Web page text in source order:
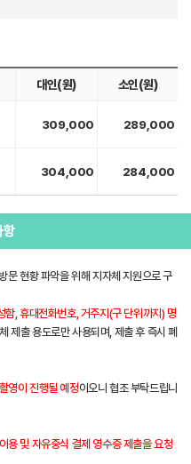
대인(원) 소인(원)
309,000 289,000
304,000 284,000
항
현황 파악을 위해 지자체 지원으로 구
, 휴대전화번호, 거주지(구 단위까지) 명
제출 용도로만 사용되며, 제출 후 즉시 폐
영이 진행될 예정이오니 협조 부탁드립니
용 및 자유중식 결제 영수증 제출을 요청